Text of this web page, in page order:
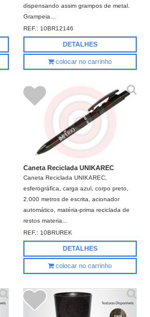
dispensando assim grampos de metal.
Grampeia...
REF.: 10BR12146
DETALHES
colocar no carrinho
Caneta Reciclada UNIKAREC
Caneta Reciclada UNIKAREC,
esferográfica, carga azul, corpo preto,
2.000 metros de escrita, acionador
automático, matéria-prima reciclada de
restos materia...
REF.: 10BRUREK
DETALHES
colocar no carrinho